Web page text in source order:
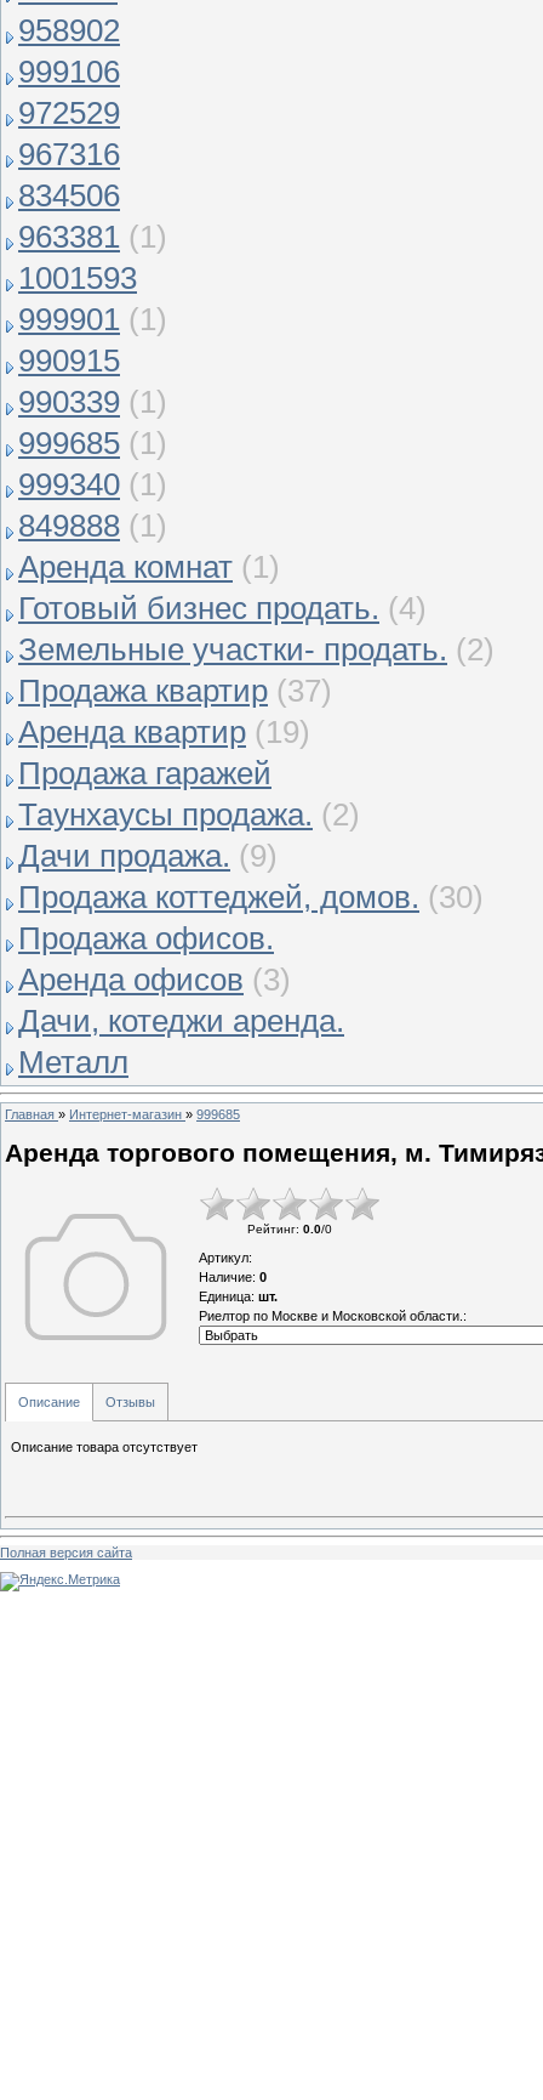
958902
999106
972529
967316
834506
963381 (1)
1001593
999901 (1)
990915
990339 (1)
999685 (1)
999340 (1)
849888 (1)
Аренда комнат (1)
Готовый бизнес продать. (4)
Земельные участки- продать. (2)
Продажа квартир (37)
Аренда квартир (19)
Продажа гаражей
Таунхаусы продажа. (2)
Дачи продажа. (9)
Продажа коттеджей, домов. (30)
Продажа офисов.
Аренда офисов (3)
Дачи, котеджи аренда.
Металл
Главная » Интернет-магазин » 999685
Аренда торгового помещения, м.
Рейтинг: 0.0/0
Артикул:
Наличие: 0
Единица: шт.
Риелтор по Москве и Московской области.:
Описание Отзывы
Описание товара отсутствует
Полная версия сайта